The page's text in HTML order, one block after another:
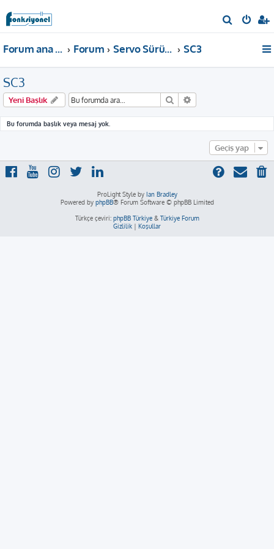
r
Forum ana sayfa Forum Servo Sürücü SC3
SC3
Yeni Başlık Ara
Bu forumda başlık veya mesaj yok.
Geçiş yap
ProLight Style by Ian Bradley
Powered by phpBB® Forum Software © phpBB Limited
Türkçe çeviri: phpBB Türkiye& Türkiye Forum
Gizlilik | Koşullar